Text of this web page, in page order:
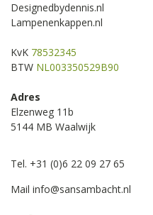
Designedbydennis.nl
Lampenenkappen.nl
KvK 78532345
BTW NL003350529B90
Adres
Elzenweg 11b
5144 MB Waalwijk
Tel. +31 (0)6 22 09 27 65
Mail info@sansambacht.nl